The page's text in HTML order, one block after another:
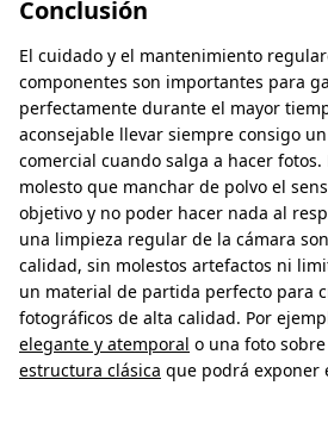
Conclusión
El cuidado y el mantenimiento
componentes son importantes para
perfectamente durante el mayor
aconsejable llevar siempre consigo
comercial cuando salga a hacer fotos.
molesto que manchar de polvo el
objetivo y no poder hacer nada al
una limpieza regular de la cámara
calidad, sin molestos artefactos ni
un material de partida perfecto para
fotográficos de alta calidad. Por
elegante y atemporal o una foto sobre
estructura clásica que podrá exponer